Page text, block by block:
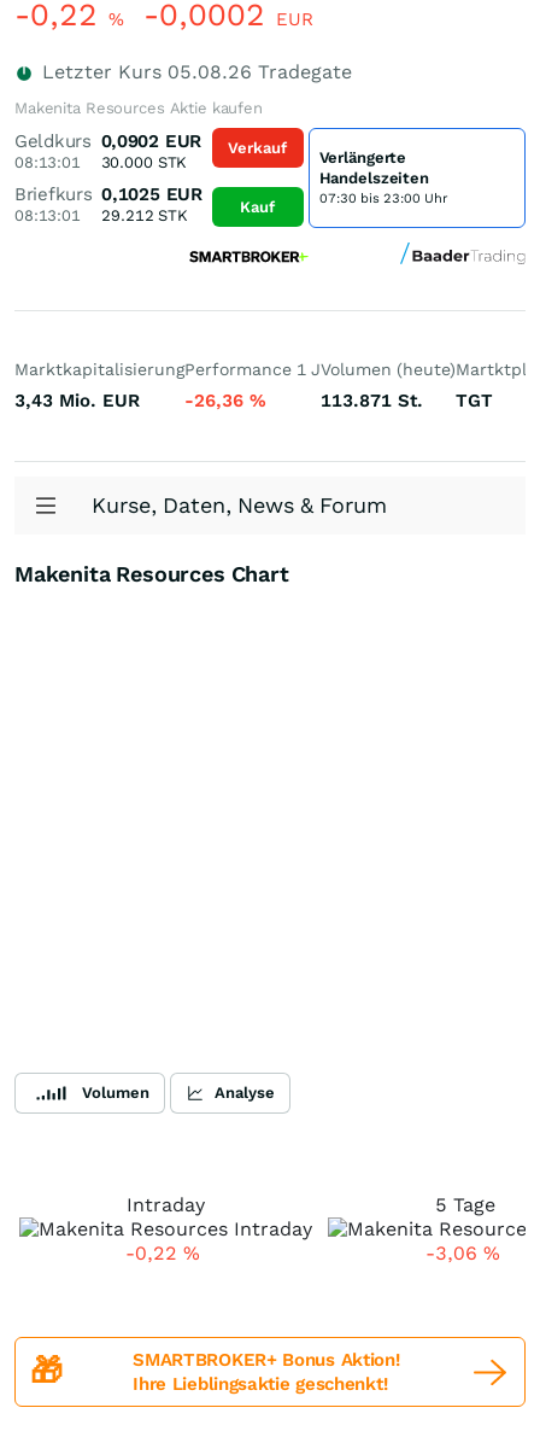
-0,22 % -0,0002 EUR
Letzter Kurs 05.08.26 Tradegate
Makenita Resources Aktie kaufen
Geldkurs
08:13:01
0,0902 EUR
30.000STK
Briefkurs
08:13:01
0,1025 EUR
29.212 STK
Verkauf
Kauf
Verlängerte
Handelszeiten
07:30 bis 23:00 Uhr
Marktkapitalisierung
3,43 Mio. EUR
Performance 1 J
-26,36 %
Volumen (heute)
113.871 St. TGT
Kurse, Daten, News & Forum
Makenita Resources Chart
Volumen Analyse
Intraday
-0,22 %
5 Tage
-3,06 %
🎁
SMARTBROKER+ Bonus Aktion!
Ihre Lieblingsaktie geschenkt!